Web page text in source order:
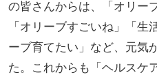
の皆さんからは、「オリー
「オリーブすごいね」「生
ーブ育てたい」など、元気
た。これからも「ヘルスケ